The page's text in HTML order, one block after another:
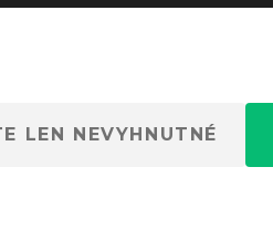
LEN NEVYHNUTNÉ